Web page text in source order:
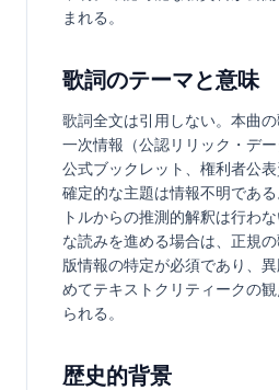
まれる。
歌詞のテーマと意味
歌詞全文は引用しない。本曲の
一次情報（公認リリック・デー
公式ブックレット、権利者公
確定的な主題は情報不明であ
トルからの推測的解釈は行わ
な読みを進める場合は、正規
版情報の特定が必須であり、
めてテキストクリティークの
られる。
歴史的背景